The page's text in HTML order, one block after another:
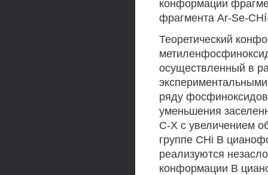
конформации
фрагмента Ar-Se-
Теоретический
осуществленный в
ряду
уменьшения
С-Х с увеличением
группе CHi В
реализуются
конформации В